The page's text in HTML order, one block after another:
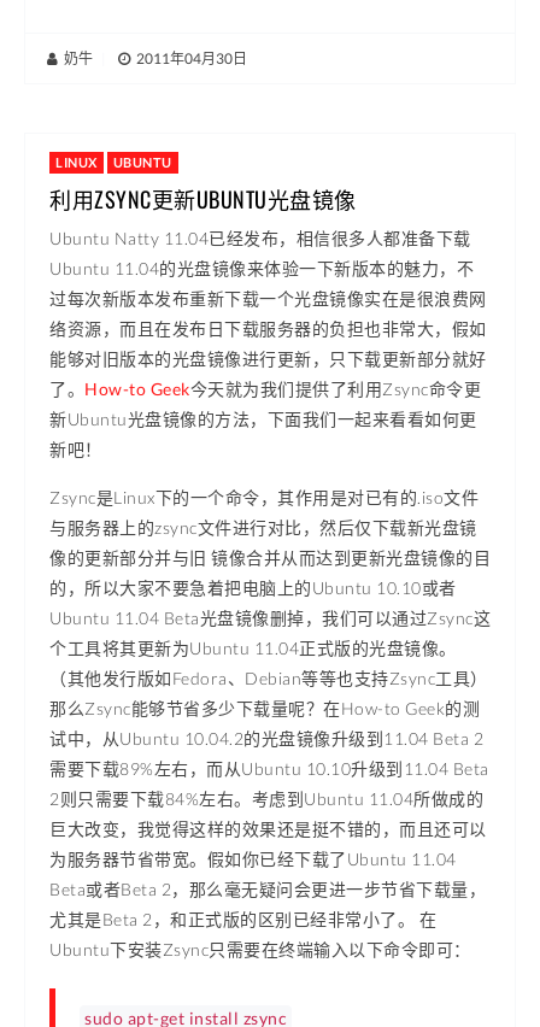
奶牛 2011年04月30日
LINUX UBUNTU
利用ZSYNC更新UBUNTU光盘镜像
Ubuntu Natty 11.04已经发布，相信很多人都准备下载
Ubuntu 11.04的光盘镜像来体验一下新版本的魅力，不
过每次新版本发布重新下载一个光盘镜像实在是很浪费网
络资源，而且在发布日下载服务器的负担也非常大，假如
能够对旧版本的光盘镜像进行更新，只下载更新部分就好
了。 How-to Geek今天就为我们提供了利用Zsync命令更
新Ubuntu光盘镜像的方法，下面我们一起来看看如何更
新吧！
Zsync是Linux下的一个命令，其作用是对已有的.iso文件
与服务器上的zsync文件进行对比，然后仅下载新光盘镜
像的更新部分并与旧 镜像合并从而达到更新光盘镜像的目
的，所以大家不要急着把电脑上的Ubuntu 10.10或者
Ubuntu 11.04 Beta光盘镜像删掉，我们可以通过Zsync这
个工具将其更新为Ubuntu 11.04正式版的光盘镜像。
（其他发行版如Fedora、Debian等等也支持Zsync工具）
那么Zsync能够节省多少下载量呢？在How-to Geek的测
试中，从Ubuntu 10.04.2的光盘镜像升级到11.04 Beta 2
需要下载89%左右，而从Ubuntu 10.10升级到11.04 Beta
2则只需要下载84%左右。考虑到Ubuntu 11.04所做成的
巨大改变，我觉得这样的效果还是挺不错的，而且还可以
为服务器节省带宽。假如你已经下载了Ubuntu 11.04
Beta或者Beta 2，那么毫无疑问会更进一步节省下载量，
尤其是Beta 2，和正式版的区别已经非常小了。 在
Ubuntu下安装Zsync只需要在终端输入以下命令即可：
sudo apt-get install zsync